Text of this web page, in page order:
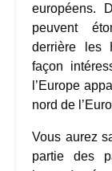
européens.
peuvent
derrière les
façon
l’Europe
nord de
Vous aurez
partie des